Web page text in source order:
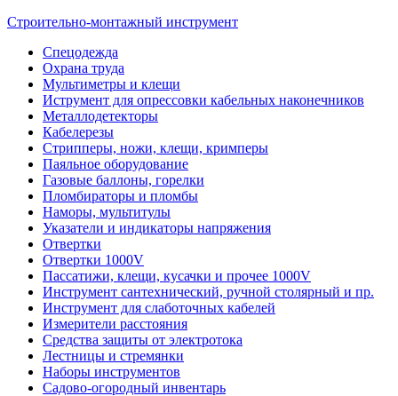
Строительно-монтажный инструмент
Спецодежда
Охрана труда
Мультиметры и клещи
Иструмент для опрессовки кабельных наконечников
Металлодетекторы
Кабелерезы
Стрипперы, ножи, клещи, кримперы
Паяльное оборудование
Газовые баллоны, горелки
Пломбираторы и пломбы
Наморы, мультитулы
Указатели и индикаторы напряжения
Отвертки
Отвертки 1000V
Пассатижи, клещи, кусачки и прочее 1000V
Инструмент сантехнический, ручной столярный и пр.
Инструмент для слаботочных кабелей
Измерители расстояния
Средства защиты от электротока
Лестницы и стремянки
Наборы инструментов
Садово-огородный инвентарь